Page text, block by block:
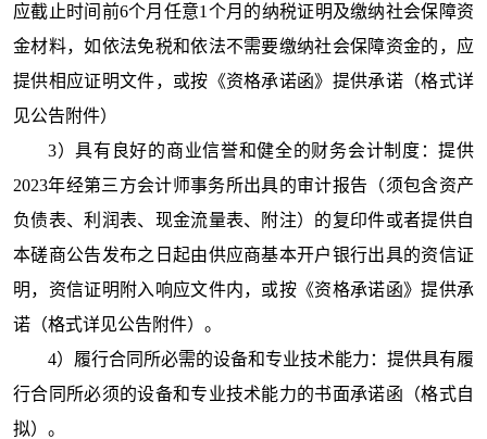
应截止时间前6个月任意1个月的纳税证明及缴纳社会保障资
金材料，如依法免税和依法不需要缴纳社会保障资金的，应
提供相应证明文件，或按《资格承诺函》提供承诺（格式详
见公告附件）
3）具有良好的商业信誉和健全的财务会计制度：提供
2023年经第三方会计师事务所出具的审计报告（须包含资产
负债表、利润表、现金流量表、附注）的复印件或者提供自
本磋商公告发布之日起由供应商基本开户银行出具的资信证
明，资信证明附入响应文件内，或按《资格承诺函》提供承
诺（格式详见公告附件）。
4）履行合同所必需的设备和专业技术能力：提供具有履
行合同所必须的设备和专业技术能力的书面承诺函（格式自
拟）。